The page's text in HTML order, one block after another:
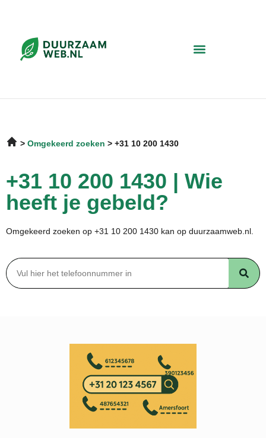
Omgekeerd zoeken +31 10 200 1430
+31 10 200 1430 | Wie
heeft je gebeld?
Omgekeerd zoeken op +31 10 200 1430 kan op duurzaamweb.nl.